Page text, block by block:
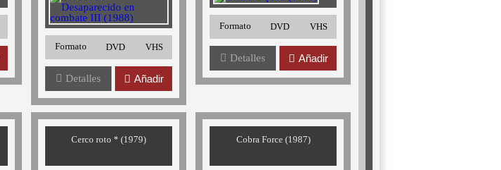
Formato DVD VHS
Detalles Añadir
Formato DVD VHS
Detalles Añadir
Cerco roto * (1979) Cobra Force (1987)